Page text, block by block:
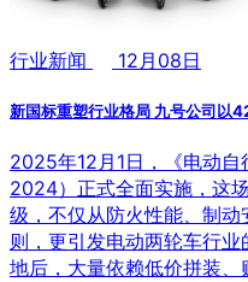
行业新闻 12月08日
新国标重塑行业格局 九号公司以
2025年12月1日，《电动
2024）正式全面实施，这
级，不仅从防火性能、制
则，更引发电动两轮车行
地后，大量依赖低价拼装